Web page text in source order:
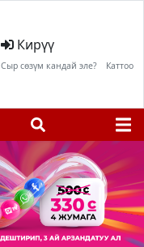
Кирүү
Сыр сөзүм кандай эле? Каттоо